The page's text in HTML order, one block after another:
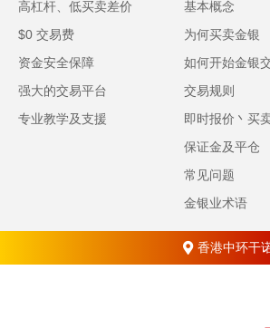
高杠杆、低买卖差价
$0 交易费
资金安全保障
强大的交易平台
专业教学及支援
基本概念
为何买卖金银
如何开始金银
交易规则
即时报价丶买
保证金及平仓
常见问题
金银业术语
香港中环干